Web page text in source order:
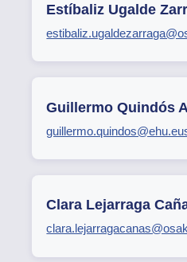
Estíbaliz Ugalde
Guillermo Quindós
Clara Lejarraga